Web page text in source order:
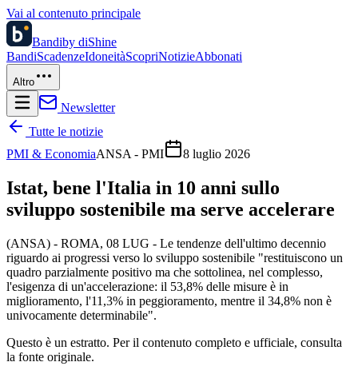
Vai al contenuto principale
Bandiby diShine
BandiScadenzeIdoneitàScopriNotizieAbbonati
Altro
Newsletter
Tutte le notizie
PMI & EconomiaANSA - PMI 8 luglio 2026
Istat, bene l'Italia in 10 anni sullo
sviluppo sostenibile ma serve accelerare
(ANSA) - ROMA, 08 LUG - Le tendenze dell'ultimo decennio
riguardo ai progressi verso lo sviluppo sostenibile "restituiscono un
quadro parzialmente positivo ma che sottolinea, nel complesso,
l'esigenza di un'accelerazione: il 53,8% delle misure è in
miglioramento, l'11,3% in peggioramento, mentre il 34,8% non è
univocamente determinabile".
Questo è un estratto. Per il contenuto completo e ufficiale, consulta
la fonte originale.